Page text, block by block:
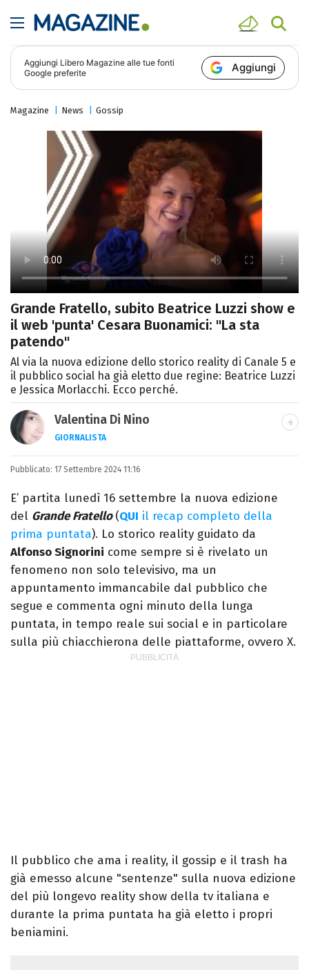
Aggiungi Libero Magazine alle tue fonti
Google preferite
Aggiungi
Magazine News Gossip
Grande Fratello, subito Beatrice Luzzi show e
il web 'punta' Cesara Buonamici: "La sta
patendo"
Al via la nuova edizione dello storico reality di Canale 5 e
il pubblico social ha già eletto due regine: Beatrice Luzzi
e Jessica Morlacchi. Ecco perché.
Valentina Di Nino
GIORNALISTA
LINKEDIN
INSTAGRAM FACEBOOK SITO
Romana, laurea in Scienze Politiche,
giornalista per caso. Ho scritto per
quotidiani, settimanali, siti e agenzie,
prevalentemente di cronaca e spettacoli.
Pubblicato: 17 Settembre 2024 11:16
E’ partita lunedì 16 settembre la nuova edizione
del Grande Fratello(QUI il recap completo della
prima puntata). Lo storico reality guidato da
Alfonso Signorini come sempre si è rivelato un
fenomeno non solo televisivo, ma un
appuntamento immancabile dal pubblico che
segue e commenta ogni minuto della lunga
puntata, in tempo reale sui social e in particolare
sulla più chiacchierona delle piattaforme, ovvero X.
Il pubblico che ama i reality, il gossip e il trash ha
già emesso alcune "sentenze" sulla nuova edizione
del più longevo reality show della tv italiana e
durante la prima puntata ha già eletto i propri
beniamini.